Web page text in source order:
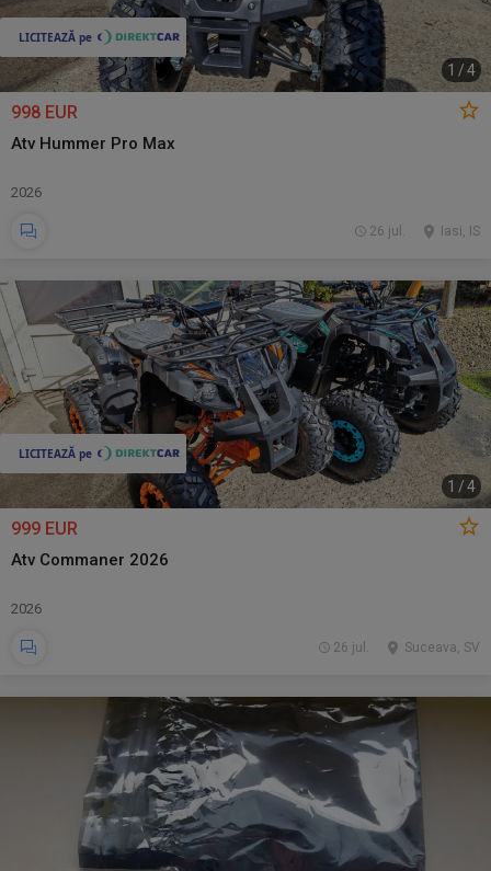
1 /4
998 EUR
Atv Hummer Pro Max
2026
Iasi, IS
26 jul.
1 /4
999 EUR
Atv Commaner 2026
2026
Suceava, SV
26 jul.